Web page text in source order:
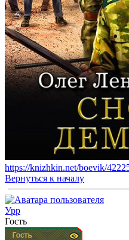
https://knizhkin.net/boevik/
Вернуться к началу
Урр
Гость